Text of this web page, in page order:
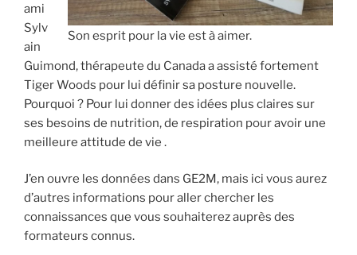
Son esprit pour la vie est à aimer.
ami
Sylv
ain
Guimond, thérapeute du Canada a assisté fortement
Tiger Woods pour lui définir sa posture nouvelle.
Pourquoi ? Pour lui donner des idées plus claires sur
ses besoins de nutrition, de respiration pour avoir une
meilleure attitude de vie .
J’en ouvre les données dans GE2M, mais ici vous aurez
d’autres informations pour aller chercher les
connaissances que vous souhaiterez auprès des
formateurs connus.